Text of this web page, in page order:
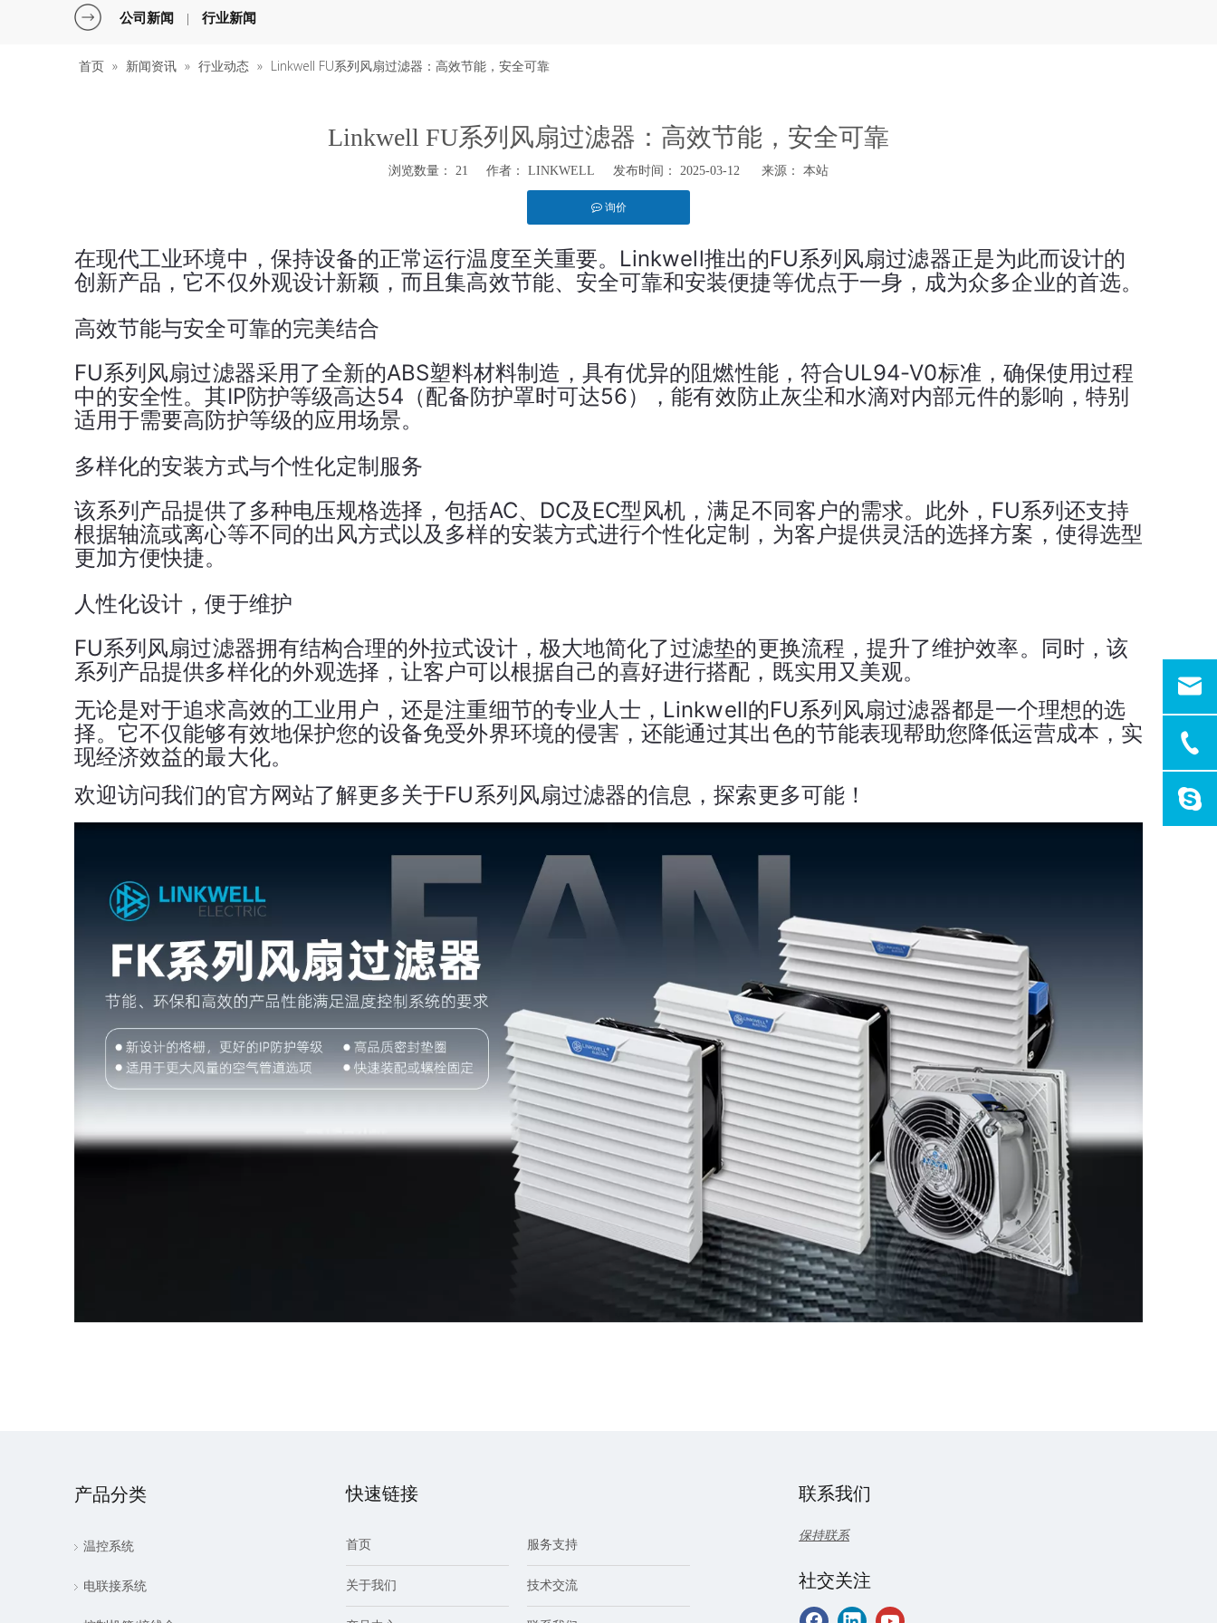
公司新闻 行业新闻
首页 » 新闻资讯 » 行业动态 » Linkwell FU系列风扇过滤器：高效节能，安全可靠
Linkwell FU系列风扇过滤器：高效节能，安全可靠
浏览数量： 21 作者： LINKWELL 发布时间： 2025-03-12 来源： 本站
询价
["facebook","twitter","line","wechat","linkedin","pinterest","whatsapp"]
在现代工业环境中，保持设备的正常运行温度至关重要。Linkwell推出的FU系列风扇过滤器正是为此而设计的
创新产品，它不仅外观设计新颖，而且集高效节能、安全可靠和安装便捷等优点于一身，成为众多企业的首选。
高效节能与安全可靠的完美结合
FU系列风扇过滤器采用了全新的ABS塑料材料制造，具有优异的阻燃性能，符合UL94-V0标准，确保使用过程
中的安全性。其IP防护等级高达54（配备防护罩时可达56），能有效防止灰尘和水滴对内部元件的影响，特别
适用于需要高防护等级的应用场景。
多样化的安装方式与个性化定制服务
该系列产品提供了多种电压规格选择，包括AC、DC及EC型风机，满足不同客户的需求。此外，FU系列还支持
根据轴流或离心等不同的出风方式以及多样的安装方式进行个性化定制，为客户提供灵活的选择方案，使得选型
更加方便快捷。
人性化设计，便于维护
FU系列风扇过滤器拥有结构合理的外拉式设计，极大地简化了过滤垫的更换流程，提升了维护效率。同时，该
系列产品提供多样化的外观选择，让客户可以根据自己的喜好进行搭配，既实用又美观。
无论是对于追求高效的工业用户，还是注重细节的专业人士，Linkwell的FU系列风扇过滤器都是一个理想的选
择。它不仅能够有效地保护您的设备免受外界环境的侵害，还能通过其出色的节能表现帮助您降低运营成本，实
现经济效益的最大化。
欢迎访问我们的官方网站了解更多关于FU系列风扇过滤器的信息，探索更多可能！
产品分类
温控系统
电联接系统
快速链接
首页
关于我们
服务支持
技术交流
联系我们
保持联系
社交关注